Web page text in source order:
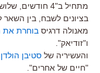
מתחיל ב"4
בציונים לשבח, בין השאר
מאנולה דרגיס בוחרת את
ו"זודיאק".
והעשיריה של סטיבן הולדן
"חיים של אחרים".